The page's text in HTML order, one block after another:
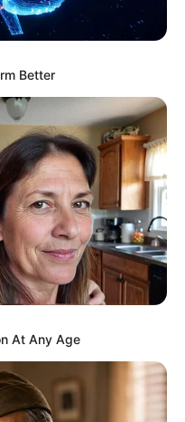
Better
At Any Age